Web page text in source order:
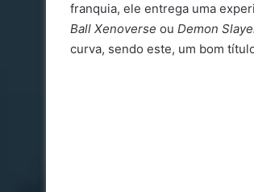
franquia, ele entrega uma
Ball Xenoverse ou Demon
curva, sendo este, um bom